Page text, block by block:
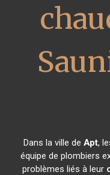
Dans la ville deApt,
équipe de plombiers
problèmes liés à leur